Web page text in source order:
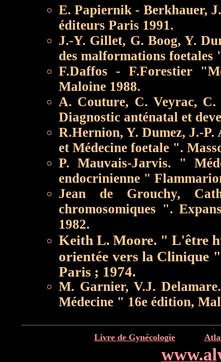
E. Papiernik - Berkhauer,
éditeurs Paris 1991.
J.-Y. Gillet, G. Boog, Y.
des malformations foetales
F.Daffos - F.Forestier
Maloine 1988.
A. Couture, C. Veyrac,
Diagnostic anténatal et
R.Hernion, Y. Dumez, J.-
et Médecine foetale ".
P. Mauvais-Jarvis. "
endocrinienne "
Jean de Grouchy,
chromosomiques ".
1982.
Keith L. Moore. " L'être
orientée vers la Clinique
Paris ; 1974.
M. Garnier, V.J.
Médecine " 16e édition,
Livre de Gynécologie